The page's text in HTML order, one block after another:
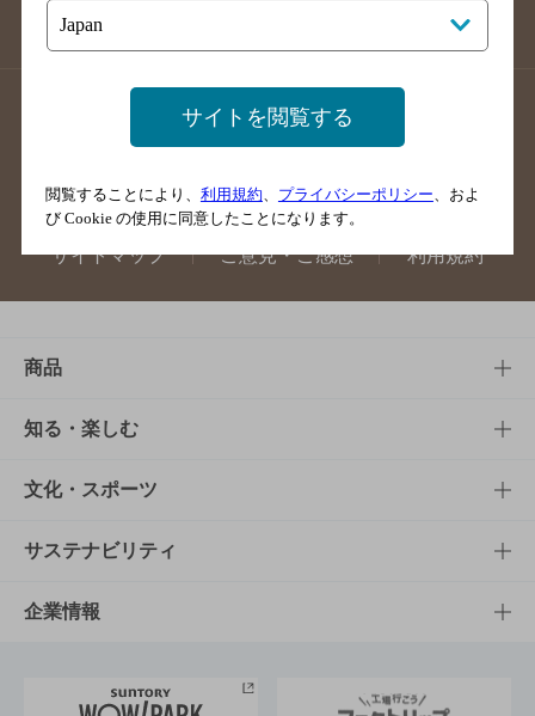
店舗登録方法のご案内
店舗情報更新方法のご案内
掲載店舗様ログイン
サイトマップ ご意見・ご感想 利用規約
商品
商品TOP
商品一覧
商品発売情報
栄養成分一覧
知る・楽しむ
知る・楽しむTOP
キャンペーン
工場見学
文化・スポーツ
文化・スポーツTOP
サントリーホール
サステナビリティ
サステナビリティTOP
企業情報
サイトを閲覧する
閲覧することにより、 利用規約 プライバシーポリシー 、およ
び Cookie の使用に同意したことになります。